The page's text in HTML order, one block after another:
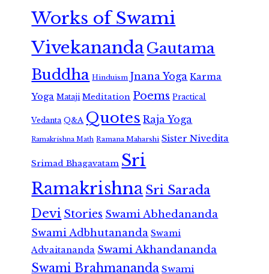
Works of Swami
VivekanandaGautama
Buddha Hinduism Jnana Yoga Karma
Yoga Mataji Meditation Poems Practical
Vedanta Q&A Quotes Raja Yoga
Ramakrishna Math Ramana Maharshi Sister Nivedita
Srimad Bhagavatam Sri
RamakrishnaSri Sarada
Devi Stories Swami Abhedananda
Swami Adbhutananda Swami
Advaitananda Swami Akhandananda
Swami Brahmananda Swami